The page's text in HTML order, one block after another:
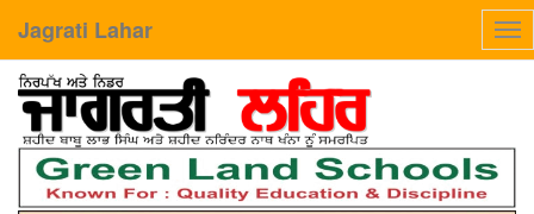
Jagrati Lahar